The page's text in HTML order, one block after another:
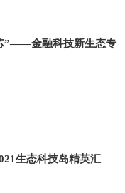
”——金融科技新生态专
生态科技岛精英汇